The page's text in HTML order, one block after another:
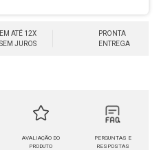
EM ATÉ 12X
SEM JUROS
PRONTA
ENTREGA
AVALIAÇÃO DO
PRODUTO
PERGUNTAS E
RESPOSTAS